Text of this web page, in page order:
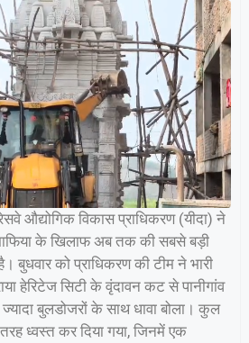
औद्योगिक विकास प्राधिकरण (यीदा) ने
के खिलाफ अब तक की सबसे बड़ी
बुधवार को प्राधिकरण की टीम ने भारी
हेरिटेज सिटी के वृंदावन कट से पानीगांव
बुलडोजरों के साथ धावा बोला। कुल
तरह ध्वस्त कर दिया गया, जिनमें एक